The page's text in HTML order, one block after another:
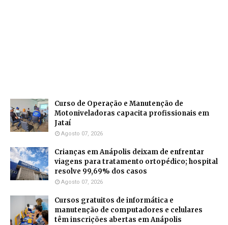
Curso de Operação e Manutenção de
Motoniveladoras capacita profissionais em
Jataí
Agosto 07, 2026
Crianças em Anápolis deixam de enfrentar
viagens para tratamento ortopédico; hospital
resolve 99,69% dos casos
Agosto 07, 2026
Cursos gratuitos de informática e
manutenção de computadores e celulares
têm inscrições abertas em Anápolis